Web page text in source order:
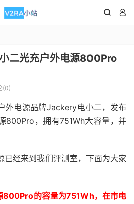
 
二光充户外电源800Pro
(0)
外电源品牌Jackery电小二，发布
800Pro，拥有751Wh大容量，并
已经来到我们评测室，下面为大家
800Pro的容量为751Wh，在市电